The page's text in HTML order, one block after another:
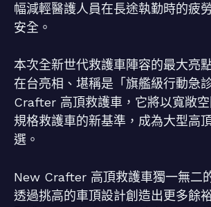
幅減輕醫護人員在長途執勤時的疲
安全。
本次全新世代救護車陣容的最大亮
在台亮相、堪稱是「旗艦級行動急
Crafter 高頂救護車，它將以寬敞
規格救護車的新基準，成為大型高
選。
New Crafter 高頂救護車獨一無二
透過挑高的車頂設計創造出更多餘